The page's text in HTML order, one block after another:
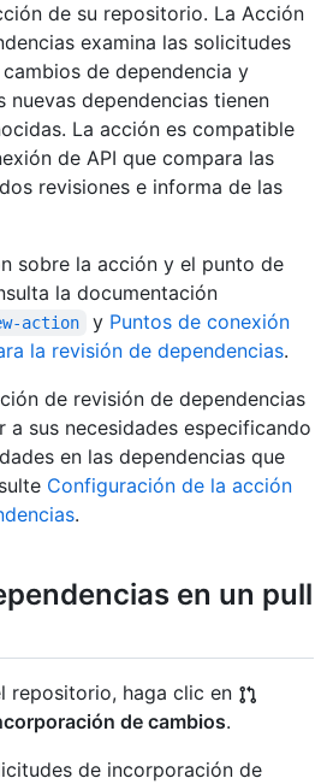
de su repositorio. La Acción
examina las solicitudes
de dependencia y
nuevas dependencias tienen
La acción es compatible
de API que compara las
revisiones e informa de las
sobre la acción y el punto de
la documentación
action y Puntos de conexión
la revisión de dependencias.
de revisión de dependencias
a sus necesidades especificando
en las dependencias que
Configuración de la acción
.
en un pull
repositorio, haga clic en
de cambios.
de incorporación de